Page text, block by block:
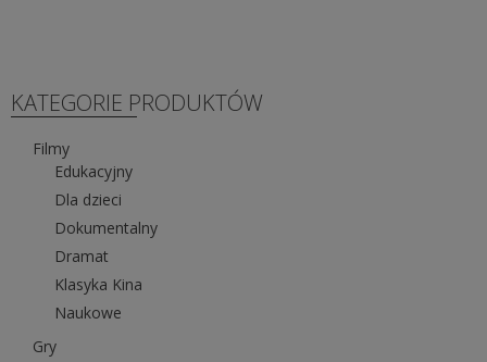
KATEGORIE PRODUKTÓW
Filmy
Edukacyjny
Dla dzieci
Dokumentalny
Dramat
Klasyka Kina
Naukowe
Gry